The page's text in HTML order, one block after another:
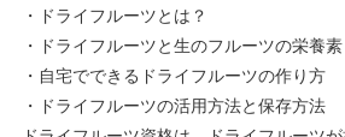
・ドライフルーツとは？
・ドライフルーツと生のフルーツの栄養素
・自宅でできるドライフルーツの作り方
・ドライフルーツの活用方法と保存方法